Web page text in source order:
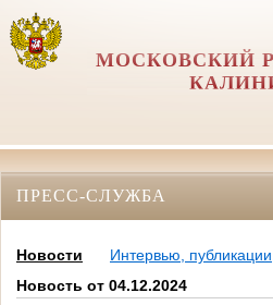
МОСКОВСКИЙ
ПРЕСС-СЛУЖБА
Новости
Интервью,
Новость от 04.12.2024